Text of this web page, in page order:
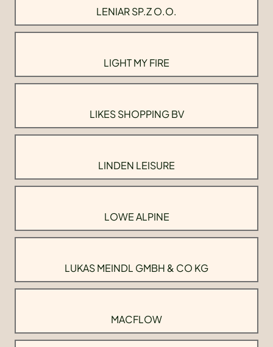
LENIAR SP.Z O.O.
LIGHT MY FIRE
LIKES SHOPPING BV
LINDEN LEISURE
LOWE ALPINE
LUKAS MEINDL GMBH & CO KG
MACFLOW